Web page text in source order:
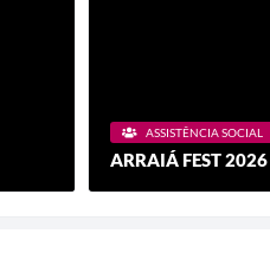
ASSISTÊNCIA SOCIAL
ARRAIÁ FEST 2026